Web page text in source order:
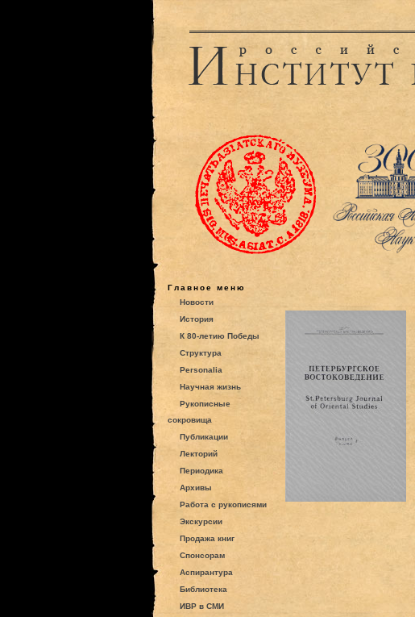
Главное меню
Новости
История
К 80-летию Победы
Структура
Personalia
Научная жизнь
Рукописные
сокровища
Публикации
Лекторий
Периодика
Архивы
Работа с рукописями
Экскурсии
Продажа книг
Спонсорам
Аспирантура
Библиотека
ИВР в СМИ